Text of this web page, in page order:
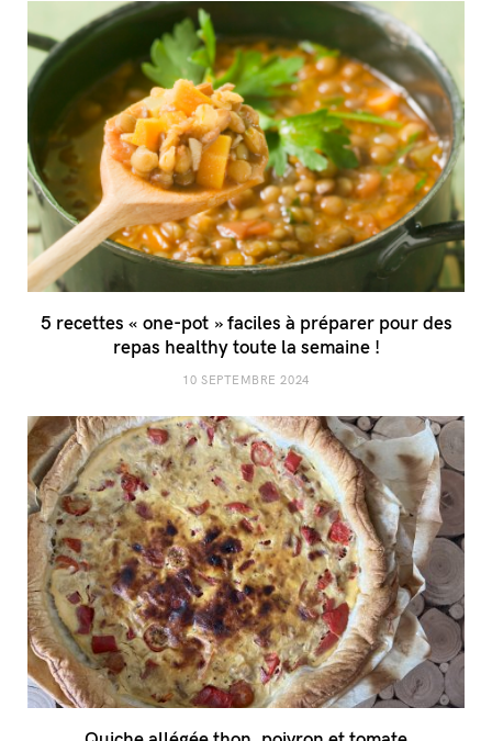
5 recettes « one-pot » faciles à préparer pour des
repas healthy toute la semaine !
10 SEPTEMBRE 2024